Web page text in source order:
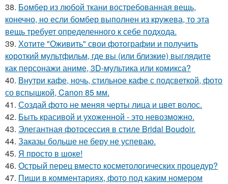
38. Бомбер из любой ткани востребованная вещь,
конечно, но если бомбер выполнен из кружева, то эта
вещь требует определенного к себе подхода.
39. Хотите "Оживить" свои фотографии и получить
короткий мультфильм, где вы (или близкие) выглядите
как персонажи аниме, 3D-мультика или комикса?
40. Внутри кафе, ночь, стильное кафе с подсветкой, фото
со вспышкой, Canon 85 мм.
41. Создай фото не меняя черты лица и цвет волос.
42. Быть красивой и ухоженной - это невозможно.
43. Элегантная фотосессия в стиле Bridal Boudoir.
44. Заказы больше не беру не успеваю.
45. Я просто в шоке!
46. Острый перец вместо косметологических процедур?
47. Пиши в комментариях, фото под каким номером